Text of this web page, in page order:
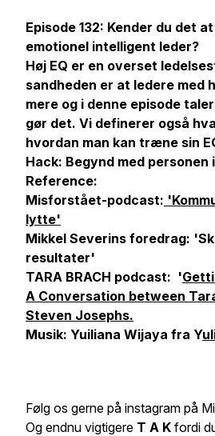
Episode 132: Kender du det
emotionel intelligent leder?
Høj EQ er en overset
sandheden er at ledere med
mere og i denne episode
gør det. Vi definerer også
hvordan man kan træne sin
Hack: Begynd med personen
Reference:
Misforstået-podcast:
lytte'
Mikkel Severins foredrag:
resultater'
TARA BRACH podcast: '
A Conversation between
Steven Josephs.
Musik: Yuiliana Wijaya fra Y
Følg os gerne på instagram på
Og endnu vigtigere T A K fordi